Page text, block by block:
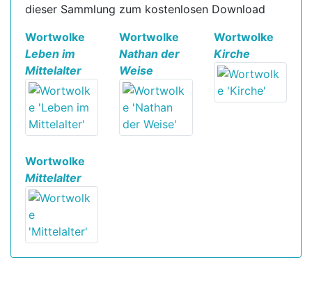
dieser Sammlung zum kostenlosen Download
Wortwolke
Leben im
Mittelalter
Wortwolke
Nathan der
Weise
Wortwolke
Kirche
Wortwolke
Mittelalter